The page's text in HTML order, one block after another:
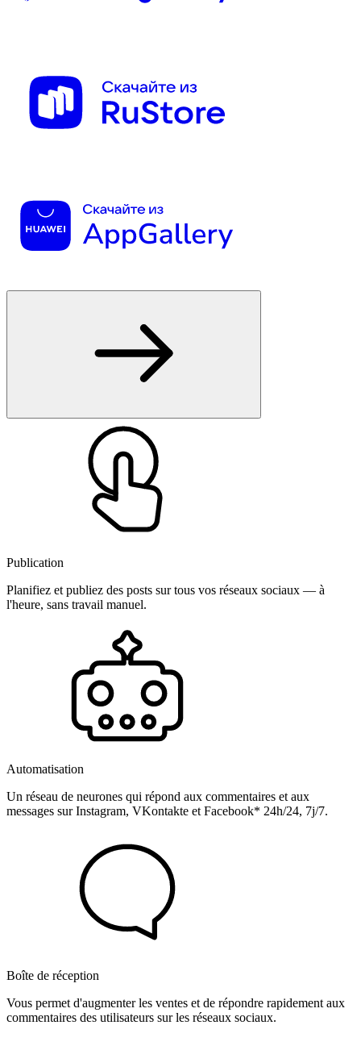
Publication
Planifiez et publiez des posts sur tous vos réseaux sociaux — à
l'heure, sans travail manuel.
Automatisation
Un réseau de neurones qui répond aux commentaires et aux
messages sur Instagram, VKontakte et Facebook* 24h/24, 7j/7.
Boîte de réception
Vous permet d'augmenter les ventes et de répondre rapidement aux
commentaires des utilisateurs sur les réseaux sociaux.